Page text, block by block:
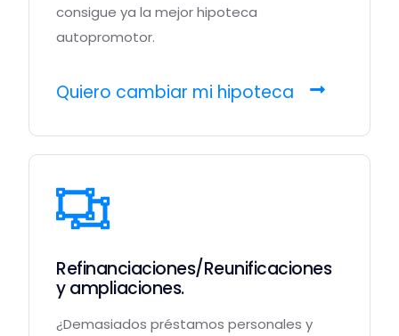
consigue ya la mejor hipoteca
autopromotor.
Quiero cambiar mi hipoteca
Refinanciaciones/Reunificaciones
y ampliaciones.
¿Demasiados préstamos personales y